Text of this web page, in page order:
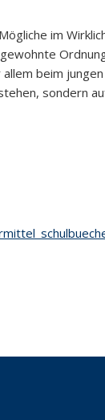
im
beim
sondern